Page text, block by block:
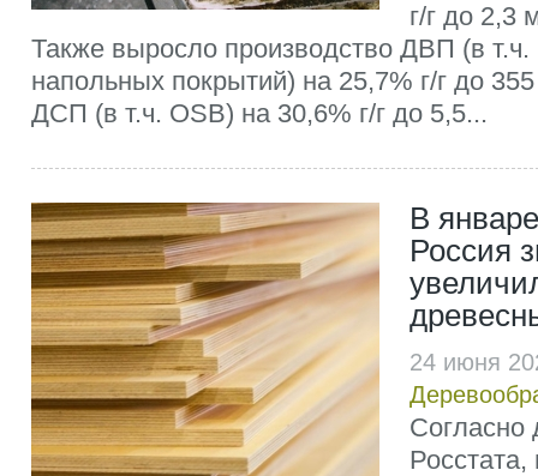
г/г до 2,3
Также выросло производство ДВП (в т.ч.
напольных покрытий) на 25,7% г/г до
ДСП (в т.ч. OSB) на 30,6% г/г до 5,5...
В
Россия
24 июня
Согласно
Росстата,